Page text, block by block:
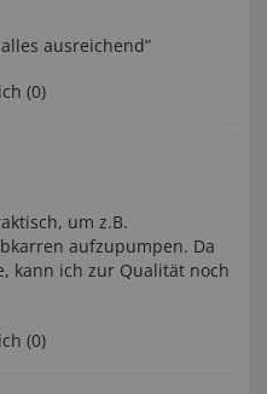
ausreichend”
(0)
um z.B.
aufzupumpen. Da
kann ich zur Qualität noch
(0)